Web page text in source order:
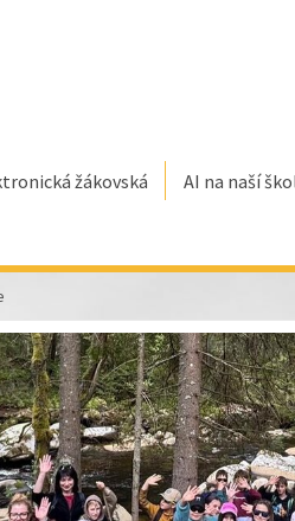
žákovská AI na naší